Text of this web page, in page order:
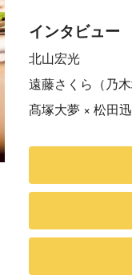
インタビュー
北山宏光
遠藤さくら（乃木
髙塚大夢 × 松田迅